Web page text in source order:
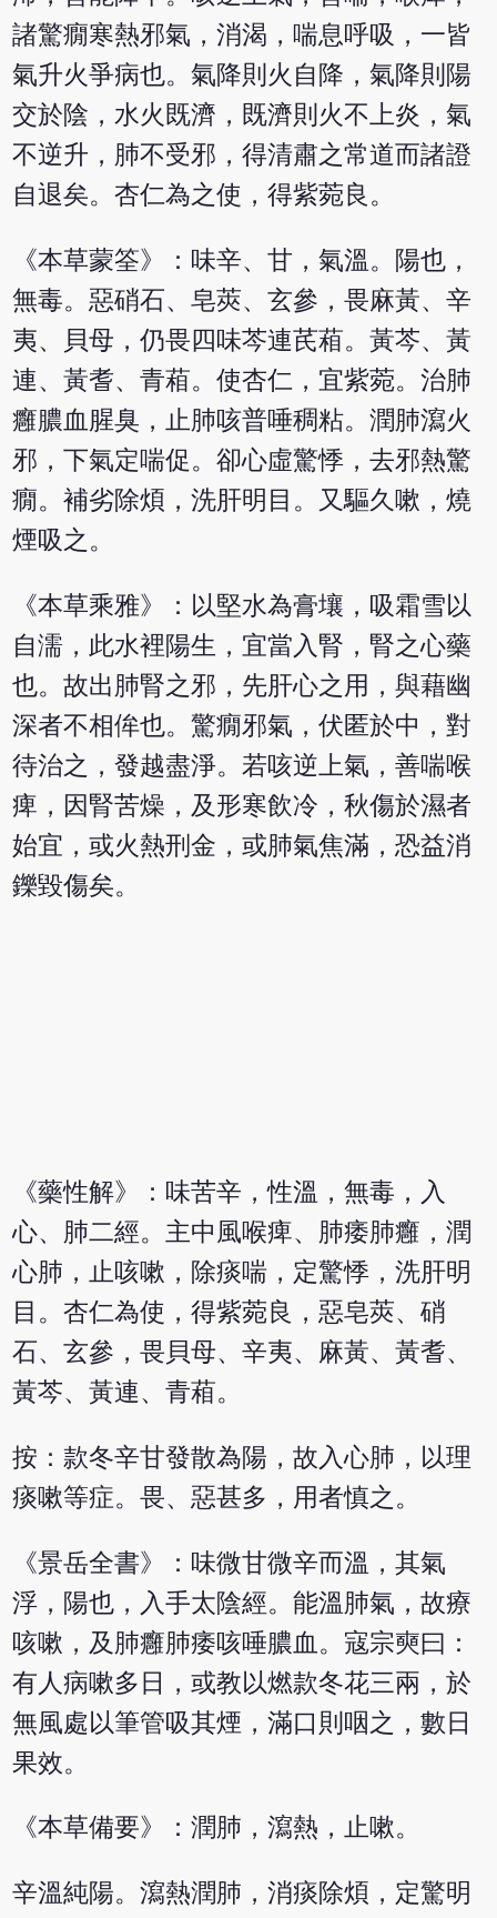
諸驚癇寒熱邪氣，消渴，喘息呼吸，一皆
氣升火爭病也。氣降則火自降，氣降則陽
交於陰，水火既濟，既濟則火不上炎，氣
不逆升，肺不受邪，得清肅之常道而諸證
自退矣。杏仁為之使，得紫菀良。
《本草蒙筌》：味辛、甘，氣溫。陽也，
無毒。惡硝石、皂莢、玄參，畏麻黃、辛
夷、貝母，仍畏四味芩連芪葙。黃芩、黃
連、黃耆、青葙。使杏仁，宜紫菀。治肺
癰膿血腥臭，止肺咳普唾稠粘。潤肺瀉火
邪，下氣定喘促。卻心虛驚悸，去邪熱驚
癇。補劣除煩，洗肝明目。又驅久嗽，燒
煙吸之。
《本草乘雅》：以堅水為膏壤，吸霜雪以
自濡，此水裡陽生，宜當入腎，腎之心藥
也。故出肺腎之邪，先肝心之用，與藉幽
深者不相侔也。驚癇邪氣，伏匿於中，對
待治之，發越盡淨。若咳逆上氣，善喘喉
痺，因腎苦燥，及形寒飲冷，秋傷於濕者
始宜，或火熱刑金，或肺氣焦滿，恐益消
鑠毀傷矣。
《藥性解》：味苦辛，性溫，無毒，入
心、肺二經。主中風喉痺、肺痿肺癰，潤
心肺，止咳嗽，除痰喘，定驚悸，洗肝明
目。杏仁為使，得紫菀良，惡皂莢、硝
石、玄參，畏貝母、辛夷、麻黃、黃耆、
黃芩、黃連、青葙。
按：款冬辛甘發散為陽，故入心肺，以理
痰嗽等症。畏、惡甚多，用者慎之。
《景岳全書》：味微甘微辛而溫，其氣
浮，陽也，入手太陰經。能溫肺氣，故療
咳嗽，及肺癰肺痿咳唾膿血。寇宗奭曰：
有人病嗽多日，或教以燃款冬花三兩，於
無風處以筆管吸其煙，滿口則咽之，數日
果效。
《本草備要》：潤肺，瀉熱，止嗽。
辛溫純陽。瀉熱潤肺，消痰除煩，定驚明